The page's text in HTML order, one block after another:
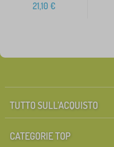
21,10 €
TUTTO SULL’ACQUISTO
CATEGORIE TOP